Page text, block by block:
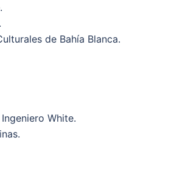
de Bahía Blanca.
White.